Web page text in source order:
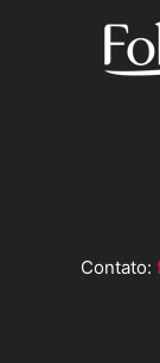
Contato: